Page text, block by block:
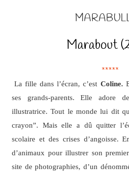
Marabout
*****
La fille dans l’écran, c’est Coline.
ses grands-parents. Elle adore
illustratrice. Tout le monde lui dit
crayon”. Mais elle a dû quitter
scolaire et des crises d’angoisse.
d’animaux pour illustrer son
site de photographies, d’un